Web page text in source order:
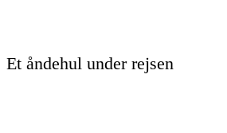
Et åndehul under rejsen